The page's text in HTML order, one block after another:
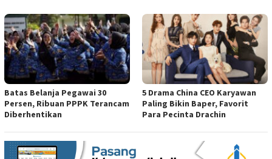
Batas Belanja Pegawai 30
Persen, Ribuan PPPK Terancam
Diberhentikan
5 Drama China CEO Karyawan
Paling Bikin Baper, Favorit
Para Pecinta Drachin